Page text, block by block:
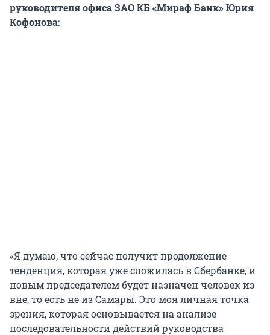
руководителя офиса ЗАО КБ «Мираф Банк» Юрия
Кофонова:
«Я думаю, что сейчас получит продолжение
тенденция, которая уже сложилась в Сбербанке, и
новым председателем будет назначен человек из
вне, то есть не из Самары. Это моя личная точка
зрения, которая основывается на анализе
последовательности действий руководства